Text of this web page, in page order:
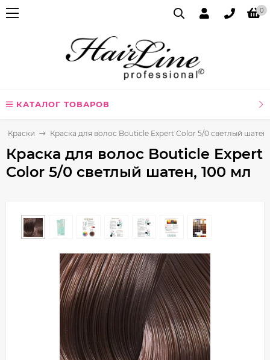
0
КАТАЛОГ ТОВАРОВ
Краски Краска для волос Bouticle Expert Color 5/0 светлый
Краска для волос Bouticle Expert
Color 5/0 светлый шатен, 100 мл